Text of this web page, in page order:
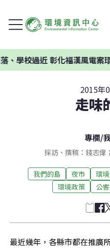
校過近 彰化福漢風電案環委
2015年
走味
專欄/
採訪、撰稿：錢志偉
我們的島 夜市 環
環境政策
公
最近幾年，各縣市都在推廣